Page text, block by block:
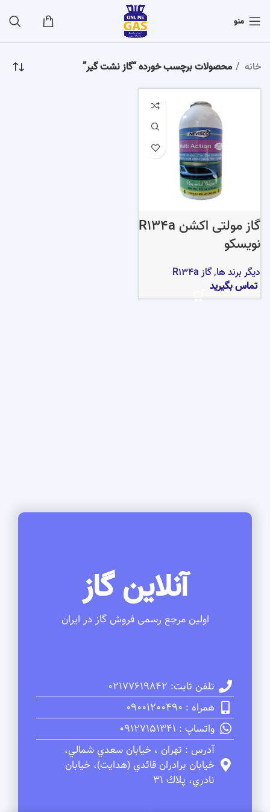
منو
خانه محصولات برچسب خورده “گاز نشت گیر”
گاز مولتی اکشن R134a
نویسکو
دیگر برند ها,گاز R134a
تماس بگیرید
آنلاین گاز
اولین مرجع رسمی فروش گاز در ایران
تلفن ثابت: 02177619842
همراه : 09001200490
واتساپ : 09127151341
آدرس : تهران ، خيابان سعدي شمالي،
خيابان برادران قائدي (هدايت)، خيابان
نادري، پلاك 31